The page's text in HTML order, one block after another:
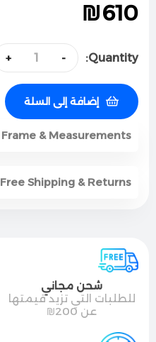
₪610
Quantity:
-
+
إضافة إلى السلة
Frame & Measurements
Free Shipping & Returns
شحن مجاني
للطلبات التي تزيد قيمتها
عن 200₪